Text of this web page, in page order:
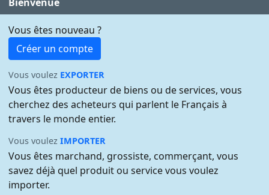
Vous êtes nouveau ?
Créer un compte
Vous voulez EXPORTER
Vous êtes producteur de biens ou de services, vous
cherchez des acheteurs qui parlent le Français à
travers le monde entier.
Vous voulezIMPORTER
Vous êtes marchand, grossiste, commerçant, vous
savez déjà quel produit ou service vous voulez
importer.